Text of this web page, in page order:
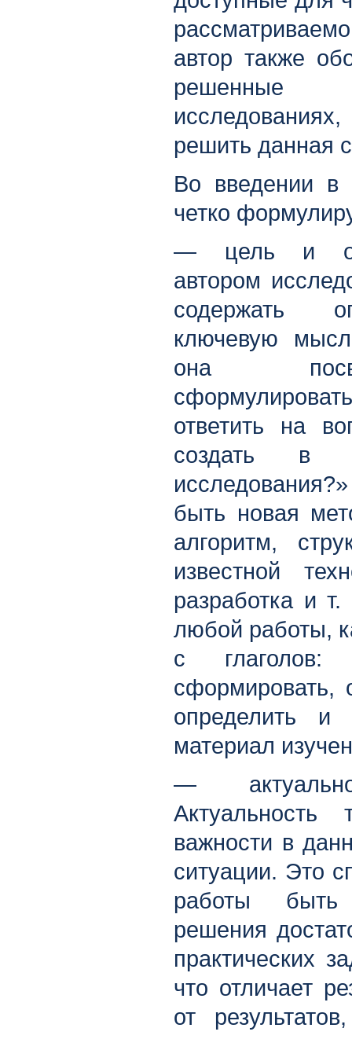
автор также
решить данная
Во введении в
четко
— цель и
автором
содержать
ключевую
она
ответить на
создать в
быть новая
алгоритм,
известной
разработка и
любой работы,
с глаголов:
сформировать,
определить
материал
—
важности в
ситуации. Это
работы
решения
практических
что отличает
от